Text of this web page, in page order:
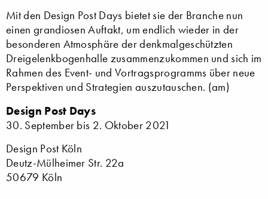
Mit den Design Post Days bietet sie der Branche nun
einen grandiosen Auftakt, um endlich wieder in der
besonderen Atmosphäre der denkmalgeschützten
Dreigelenkbogenhalle zusammenzukommen und sich im
Rahmen des Event- und Vortragsprogramms über neue
Perspektiven und Strategien auszutauschen. (am)
Design Post Days
30. September bis 2. Oktober 2021
Design Post Köln
Deutz-Mülheimer Str. 22a
50679 Köln